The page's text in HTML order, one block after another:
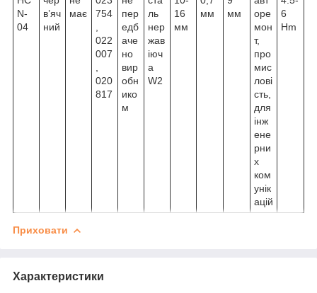
N-
04
в’яч
ний
має
754
022
007
020
817
пер
едб
аче
но
вир
обн
ико
м
ль
нер
жав
іюч
а
W2
16
мм
мм
мм
оре
мон
т,
про
мис
лові
сть,
для
інж
ене
рни
х
ком
унік
ацій
6
Hm
Приховати
Характеристики